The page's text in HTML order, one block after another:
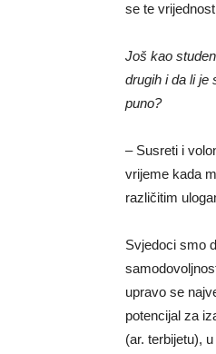
se te
Još kao
drugih i da li je
puno?
– Susreti i
vrijeme kada
različitim
Svjedoci smo
upravo se
potencijal za
(ar. terbijetu),